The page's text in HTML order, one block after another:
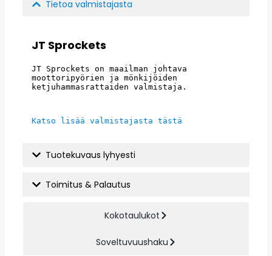
Tietoa valmistajasta
JT Sprockets
JT Sprockets on maailman johtava
moottoripyörien ja mönkijöiden
ketjuhammasrattaiden valmistaja.
Katso lisää valmistajasta tästä
Tuotekuvaus lyhyesti
Toimitus & Palautus
Kokotaulukot
Soveltuvuushaku